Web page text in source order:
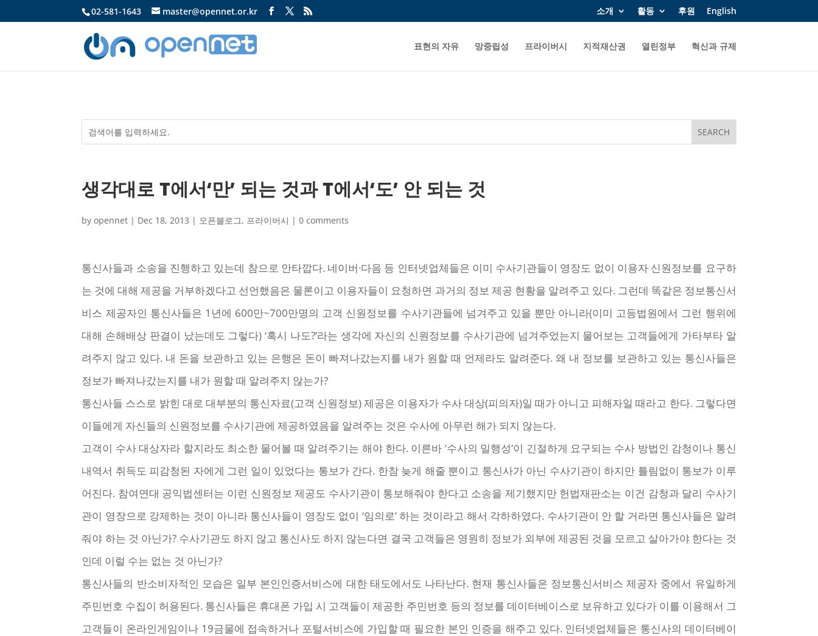
02-581-1643 master@opennet.or.kr 소개 활동 후원 English
표현의 자유 망중립성 프라이버시 지적재산권 열린정부 혁신과 규제
생각대로 T에서‘만’ 되는 것과 T에서‘도’ 안 되는 것
byopennet | Dec 18, 2013 | 오픈블로그, 프라이버시 |0 comments
통신사들과 소송을 진행하고 있는데 참으로 안타깝다. 네이버·다음 등 인터넷업체들은 이미 수사기관들이 영장도 없이 이용자 신원정보를 요구하
는 것에 대해 제공을 거부하겠다고 선언했음은 물론이고 이용자들이 요청하면 과거의 정보 제공 현황을 알려주고 있다. 그런데 똑같은 정보통신서
비스 제공자인 통신사들은 1년에 600만~700만명의 고객 신원정보를 수사기관들에 넘겨주고 있을 뿐만 아니라(이미 고등법원에서 그런 행위에
대해 손해배상 판결이 났는데도 그렇다) ‘혹시 나도?’라는 생각에 자신의 신원정보를 수사기관에 넘겨주었는지 물어보는 고객들에게 가타부타 알
려주지 않고 있다. 내 돈을 보관하고 있는 은행은 돈이 빠져나갔는지를 내가 원할 때 언제라도 알려준다. 왜 내 정보를 보관하고 있는 통신사들은
정보가 빠져나갔는지를 내가 원할 때 알려주지 않는가?
통신사들 스스로 밝힌 대로 대부분의 통신자료(고객 신원정보) 제공은 이용자가 수사 대상(피의자)일 때가 아니고 피해자일 때라고 한다. 그렇다면
이들에게 자신들의 신원정보를 수사기관에 제공하였음을 알려주는 것은 수사에 아무런 해가 되지 않는다.
고객이 수사 대상자라 할지라도 최소한 물어볼 때 알려주기는 해야 한다. 이른바 ‘수사의 밀행성’이 긴절하게 요구되는 수사 방법인 감청이나 통신
내역서 취득도 피감청된 자에게 그런 일이 있었다는 통보가 간다. 한참 늦게 해줄 뿐이고 통신사가 아닌 수사기관이 하지만 틀림없이 통보가 이루
어진다. 참여연대 공익법센터는 이런 신원정보 제공도 수사기관이 통보해줘야 한다고 소송을 제기했지만 헌법재판소는 이건 감청과 달리 수사기
관이 영장으로 강제하는 것이 아니라 통신사들이 영장도 없이 ‘임의로’ 하는 것이라고 해서 각하하였다. 수사기관이 안 할 거라면 통신사들은 알려
줘야 하는 것 아닌가? 수사기관도 하지 않고 통신사도 하지 않는다면 결국 고객들은 영원히 정보가 외부에 제공된 것을 모르고 살아가야 한다는 것
인데 이럴 수는 없는 것 아닌가?
통신사들의 반소비자적인 모습은 일부 본인인증서비스에 대한 태도에서도 나타난다. 현재 통신사들은 정보통신서비스 제공자 중에서 유일하게
주민번호 수집이 허용된다. 통신사들은 휴대폰 가입 시 고객들이 제공한 주민번호 등의 정보를 데이터베이스로 보유하고 있다가 이를 이용해서 그
고객들이 온라인게임이나 19금물에 접속하거나 포털서비스에 가입할 때 필요한 본인 인증을 해주고 있다. 인터넷업체들은 통신사의 데이터베이